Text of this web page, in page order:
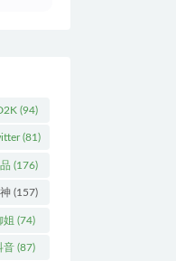
(94)
(81)
(176)
(157)
姐 (74)
音(87)